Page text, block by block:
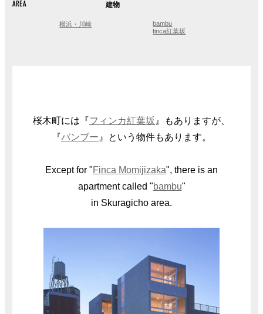
AREA
横浜・川崎
建物
bambu
finca紅葉坂
桜木町には『フィンカ紅葉坂 』もありますが、
『バンブー 』という物件もあります。
Except for "Finca Momijizaka", there is an
apartment called "bambu"
in Skuragicho area.